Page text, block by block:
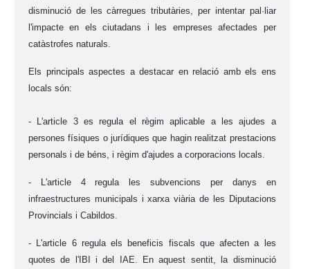
disminució de les càrregues tributàries, per intentar pal·liar
l'impacte en els ciutadans i les empreses afectades per
catàstrofes naturals.
Els principals aspectes a destacar en relació amb els ens
locals són:
- L'article 3 es regula el règim aplicable a les ajudes a
persones físiques o jurídiques que hagin realitzat prestacions
personals i de béns, i règim d'ajudes a corporacions locals.
- L'article 4 regula les subvencions per danys en
infraestructures municipals i xarxa viària de les Diputacions
Provincials i Cabildos.
- L'article 6 regula els beneficis fiscals que afecten a les
quotes de l'IBI i del IAE.
En aquest sentit, la disminució